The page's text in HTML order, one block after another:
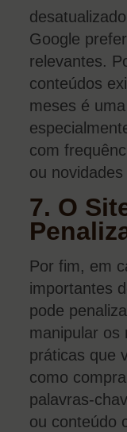
Google
relevantes.
conteúdos
meses é
com
ou
7. O
Por fim, em
importantes
pode
manipular os
práticas que
como
palavras-
ou conteúdo